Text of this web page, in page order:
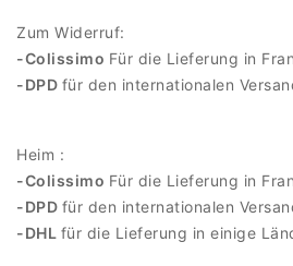
Zum Widerruf:
-Colissimo Für die Lieferung in
-DPD für den internationalen
Heim :
-Colissimo Für die Lieferung in
-DPD für den internationalen
-DHL für die Lieferung in einige